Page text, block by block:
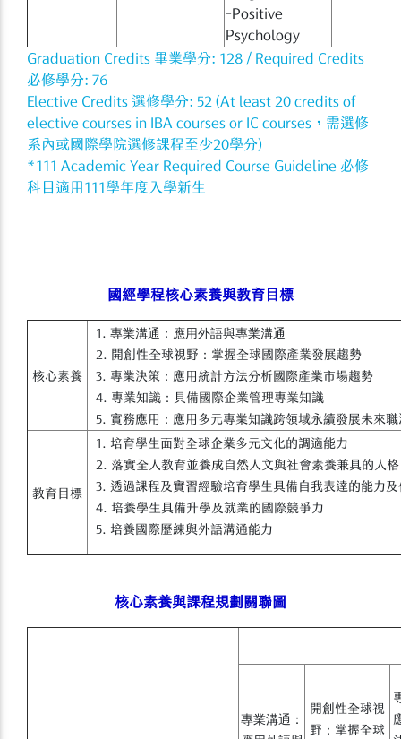
−Positive
Psychology
Graduation Credits 畢業學分: 128 / Required Credits
必修學分: 76
Elective Credits 選修學分: 52 (At least 20 credits of
elective courses in IBA courses or IC courses，需選修
系內或國際學院選修課程至少20學分)
*111 Academic Year Required Course Guideline 必修
科目適用111學年度入學新生
國經學程核心素養與教育目標
核心素養
1. 專業溝通：應用外語與專業溝通
2. 開創性全球視野 ： 掌握全球國際產業發展趨勢
3. 專業決策 ： 應用統計方法分析國際產業市場趨勢
4. 專業知識 ： 具備國際企業管理專業知識
5. 實務應用
： 應用多元專業知識跨領域永續發展未來職
教育目標
1. 培育學生面對全球企業多元文化的調適能力
2. 落實全人教育並養成自然人文與社會素養兼具的人格
3. 透過課程及實習經驗培育學生具備自我表達的能力及
4. 培養學生具備升學及就業的國際競爭力
5. 培養國際歷練與外語溝通能力
核心素養與課程規劃關聯圖
專業溝通：
開創性全球視
野 ： 掌握全球